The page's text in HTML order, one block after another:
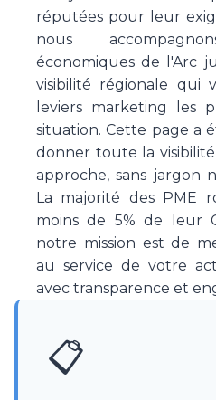
réputées pour leur
nous
économiques de l'Arc
visibilité régionale qui
leviers marketing les
situation. Cette page a
donner toute la
approche, sans jargon
La majorité des PME
moins de 5% de leur
notre mission est de
au service de votre
avec transparence et
📋